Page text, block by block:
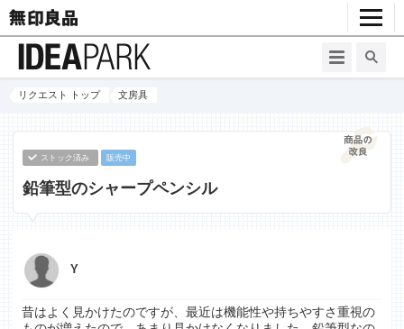
リクエスト トップ 文房具
ストック済み 販売中
鉛筆型のシャープペンシル
Y
昔はよく見かけたのですが、最近は機能性や持ちやすさ重視の